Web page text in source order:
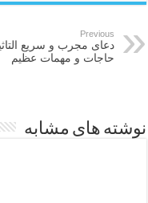
Previous
دعای مجرب و سریع
حاجات و مهمات عظیم
نوشته های مشابه